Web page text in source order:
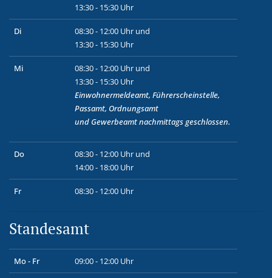
13:30 - 15:30 Uhr
Di
08:30 - 12:00 Uhr und
13:30 - 15:30 Uhr
Mi
08:30 - 12:00 Uhr und
13:30 - 15:30 Uhr
Einwohnermeldeamt, Führerscheinstelle,
Passamt, Ordnungsamt
und Gewerbeamtnachmittags geschlossen.
Do
08:30 - 12:00 Uhr und
14:00 - 18:00 Uhr
Fr 08:30 - 12:00 Uhr
Standesamt
Mo - Fr 09:00 - 12:00 Uhr